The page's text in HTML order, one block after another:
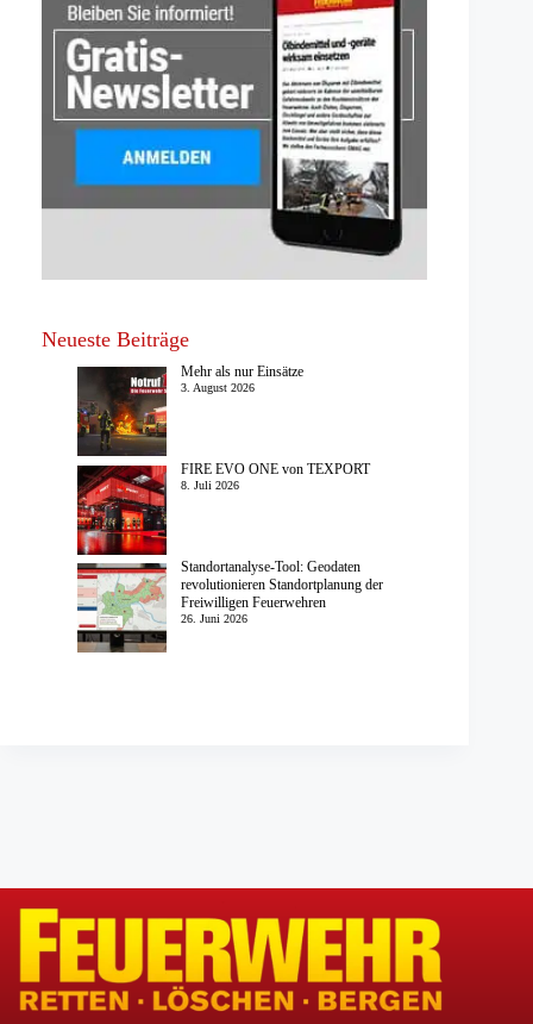
Neueste Beiträge
Mehr als nur Einsätze
3. August 2026
FIRE EVO ONE von TEXPORT
8. Juli 2026
Standortanalyse-Tool: Geodaten
revolutionieren Standortplanung der
Freiwilligen Feuerwehren
26. Juni 2026